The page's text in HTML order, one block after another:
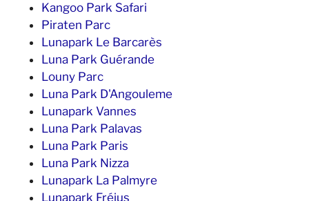
Kangoo Park Safari
Piraten Parc
Lunapark Le Barcarès
Luna Park Guérande
Louny Parc
Luna Park D'Angouleme
Lunapark Vannes
Luna Park Palavas
Luna Park Paris
Luna Park Nizza
Lunapark La Palmyre
Lunapark Fréjus